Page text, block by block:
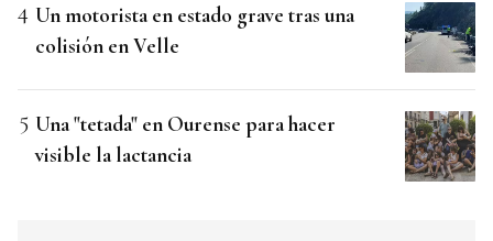
Un motorista en estado grave tras una
colisión en Velle
Una "tetada" en Ourense para hacer
visible la lactancia